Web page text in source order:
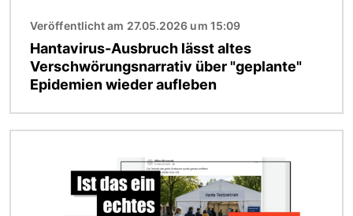
Veröffentlicht am 27.05.2026 um 15:09
Hantavirus-Ausbruch lässt altes
Verschwörungsnarrativ über "geplante"
Epidemien wieder aufleben